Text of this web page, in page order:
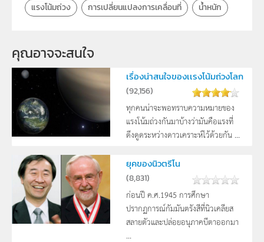
แรงโน้มถ่วง
การเปลี่ยนแปลงการเคลื่อนที่ น้ำหนัก
คุณอาจจะสนใจ
เรื่องน่าสนใจของเเรงโน้มถ่วงโลก
(92,156)
ทุกคนน่าจะพอทราบความหมายของ
แรงโน้มถ่วงกันมาบ้างว่ามันคือแรงที่
ดึงดูดระหว่างดาวเคราะห์ไว้ด้วยกัน ...
ยุคของนิวตรีโน
(8,831)
ก่อนปี ค.ศ.1945 การศึกษา
ปรากฏการณ์กัมมันตรังสีที่นิวเคลียส
สลายตัวและปล่อยอนุภาคบีตาออกมา
...